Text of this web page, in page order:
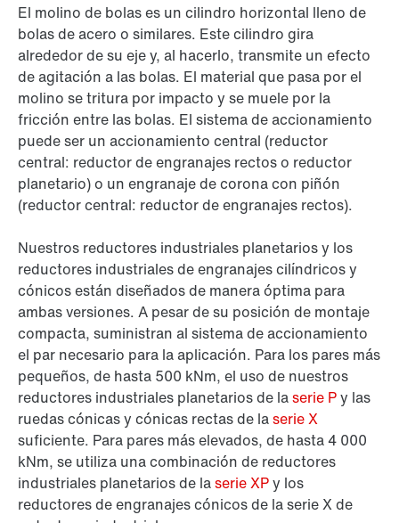
El molino de bolas es un cilindro horizontal lleno de
bolas de acero o similares. Este cilindro gira
alrededor de su eje y, al hacerlo, transmite un efecto
de agitación a las bolas. El material que pasa por el
molino se tritura por impacto y se muele por la
fricción entre las bolas. El sistema de accionamiento
puede ser un accionamiento central (reductor
central: reductor de engranajes rectos o reductor
planetario) o un engranaje de corona con piñón
(reductor central: reductor de engranajes rectos).
Nuestros reductores industriales planetarios y los
reductores industriales de engranajes cilíndricos y
cónicos están diseñados de manera óptima para
ambas versiones. A pesar de su posición de montaje
compacta, suministran al sistema de accionamiento
el par necesario para la aplicación. Para los pares más
pequeños, de hasta 500 kNm, el uso de nuestros
reductores industriales planetarios de laserie Py las
ruedas cónicas y cónicas rectas de laserie X
suficiente. Para pares más elevados, de hasta 4 000
kNm, se utiliza una combinación de reductores
industriales planetarios de laserie XPy los
reductores de engranajes cónicos de la serie X de